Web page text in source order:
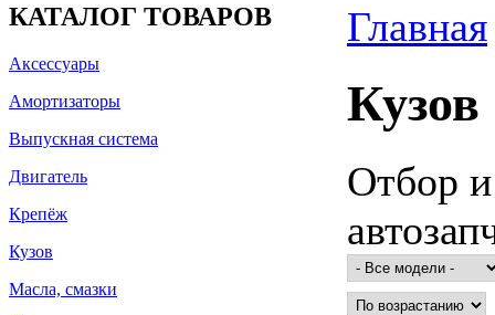
КАТАЛОГ ТОВАРОВ
Аксессуары
Амортизаторы
Выпускная система
Двигатель
Крепёж
Кузов
Масла, смазки
Главная
Кузов
Отбор